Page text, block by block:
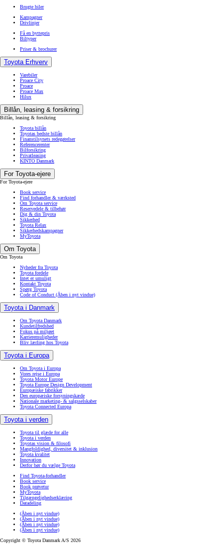
Brugte biler
Kampagner
Drivlinjer
Få en byttepris
Biltyper
Priser & brochurer
Toyota Erhverv
Varebiler
Proace City
Proace
Proace Max
Hilux
Billån, leasing & forsikring
Billån, leasing & forsikring
Toyota billån
Toyotas bedste billån
Finanstilsynets redegørelser
Referencerenter
Bilforsikring
Privatleasing
KINTO Danmark
For Toyota-ejere
For Toyota-ejere
Book service
Find forhandler & værksted
Om Toyota service
Reservedele & tilbehør
Dig & din Toyota
Sikkerhed
Toyota Relax
Sikkerhedskampagner
MyToyota
Om Toyota
Om Toyota
Nyheder fra Toyota
Toyota fordele
Intet er umuligt
Kontakt Toyota
Spørg Toyota
Code of Conduct (Åben i nyt vindue)
Toyota i Danmark
Om Toyota Danmark
Kundetilfredshed
Fokus på miljøet
Karrieremuligheder
Bliv lærling hos Toyota
Toyota i Europa
Om Toyota i Europa
Vores rejse i Europa
Toyota Motor Europe
Toyota Europe Design Development
Europæiske fabrikker
Den europæiske forsyningskæde
Nationale marketing- & salgsselskaber
Toyota Connected Europa
Toyota i verden
Toyota til glæde for alle
Toyota i verden
Toyotas vision & filosofi
Mangfoldighed, diversitet & inklusion
Toyota kvalitet
Innovation
Derfor bør du vælge Toyota
Find Toyota-forhandler
Book service
Book prøvetur
MyToyota
Tilgængelighedserklæring
Datadeling
(Åben i nyt vindue)
(Åben i nyt vindue)
(Åben i nyt vindue)
(Åben i nyt vindue)
Copyright © Toyota Danmark A/S 2026